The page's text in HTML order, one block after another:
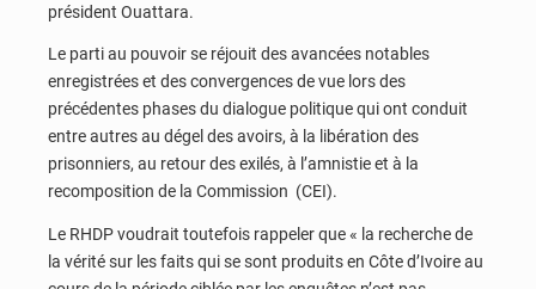
président Ouattara.
Le parti au pouvoir se réjouit des avancées notables
enregistrées et des convergences de vue lors des
précédentes phases du dialogue politique qui ont conduit
entre autres au dégel des avoirs, à la libération des
prisonniers, au retour des exilés, à l’amnistie et à la
recomposition de la Commission (CEI).
Le RHDP voudrait toutefois rappeler que « la recherche de
la vérité sur les faits qui se sont produits en Côte d’Ivoire au